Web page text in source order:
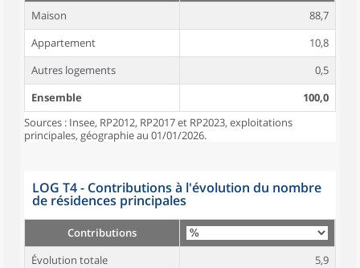
Maison
88,7
Appartement
10,8
Autres logements
0,5
Ensemble
100,0
Sources : Insee, RP2012, RP2017 et RP2023, exploitations
principales, géographie au 01/01/2026.
LOG T4 - Contributions à l'évolution du nombre
de résidences principales
Contributions
Évolution totale
5,9